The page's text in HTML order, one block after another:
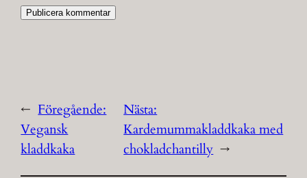
← Föregående:
Vegansk
kladdkaka
Nästa:
Kardemummakladdkaka med
chokladchantilly →